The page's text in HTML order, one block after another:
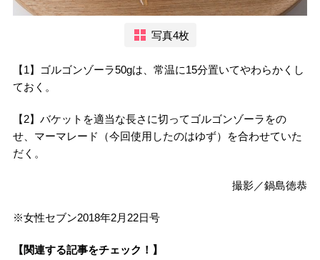
写真4枚
【1】ゴルゴンゾーラ50gは、常温に15分置いてやわらかくし
ておく。
【2】バケットを適当な長さに切ってゴルゴンゾーラをの
せ、マーマレード（今回使用したのはゆず）を合わせていた
だく。
撮影／鍋島徳恭
※女性セブン2018年2月22日号
【関連する記事をチェック！】